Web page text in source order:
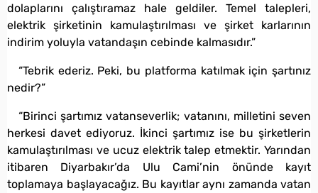
dolaplarını çalıştıramaz hale geldiler. Temel talepleri,
elektrik şirketinin kamulaştırılması ve şirket karlarının
indirim yoluyla vatandaşın cebinde kalmasıdır.”
“Tebrik ederiz. Peki, bu platforma katılmak için şartınız
nedir?”
“Birinci şartımız vatanseverlik; vatanını, milletini seven
herkesi davet ediyoruz. İkinci şartımız ise bu şirketlerin
kamulaştırılması ve ucuz elektrik talep etmektir. Yarından
itibaren Diyarbakır’da Ulu Cami’nin önünde kayıt
toplamaya başlayacağız. Bu kayıtlar aynı zamanda vatan